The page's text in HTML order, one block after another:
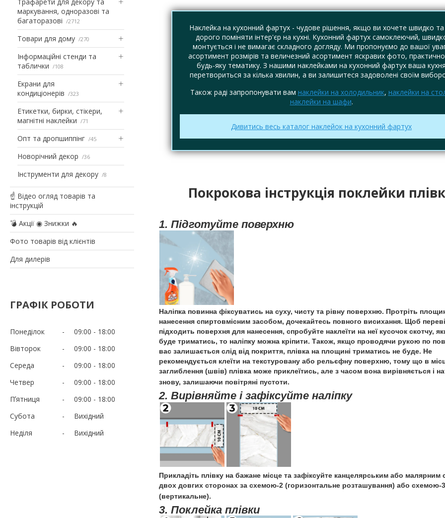
маркування, одноразові та
багаторазові
2712
Товари для дому 270
Інформаційні стенди та
таблички
108
Екрани для
кондиціонерів
323
Етикетки, бирки, стікери,
магнітні наклейки
71
Опт та дропшиппінг 45
Новорічний декор 36
Інструменти для декору 8
☝ Відео огляд товарів та
інструкцій
💣 Акції ◉ Знижки 🔥
Фото товарів від клієнтів
Для дилерів
ГРАФІК РОБОТИ
Понеділок 09:00
18:00
Вівторок
09:00
18:00
Середа
09:00
18:00
Четвер
09:00
18:00
Пʼятниця
09:00
18:00
Субота
Вихідний
Неділя
Вихідний
Наклейка на кухонний фартух - чудове рішення, якщо ви хочете швидко
дорого поміняти інтер'єр на кухні. Кухонний фартух самоклеючий,
монтується і не вимагає складного догляду. Ми пропонуємо до вашої
асортимент розмірів та величезний асортимент яскравих фото,
будь-яку тематику. З нашими наклейками на кухонний фартух ваша кухня
перетвориться за кілька хвилин, а ви залишитеся задоволені своїм
Також раді запропонувати вам наклейки на холодильник, наклейки на
наклейки на шафи.
Дивитись весь каталог наклейок на кухонний фартух
Покрокова інструкція поклейки
1. Підготуйте поверхню
Наліпка повинна фіксуватись на суху, чисту та рівну поверхню. Протріть
нанесення спиртовмісним засобом, дочекайтесь повного висихання. Щоб
підходить поверхня для нанесення, спробуйте наклеїти на неї кусочок скотчу,
буде триматись, то наліпку можна кріпити. Також, якщо проводячи рукою по
вас залишається слід від покриття, плівка на площині триматись не буде. Не
рекомендується клеїти на текстуровану або рельєфну поверхню, тому що в
заглиблення (швів) плівка може приклеїтись, але з часом вона вирівняється і
знову, залишаючи повітряні пустоти.
2. Вирівняйте і зафіксуйте наліпку
Прикладіть плівку на бажане місце та зафіксуйте канцелярським або малярним
двох довгих сторонах за схемою-2 (горизонтальне розташування) або схемою-3
(вертикальне).
3. Поклейка плівки